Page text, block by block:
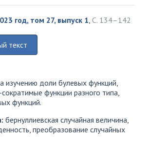
год, том 27, выпуск 1, С. 134–142
текст
изучению доли булевых функций,
функции разного типа,
функций.
бернуллиевская случайная величина,
преобразование случайных